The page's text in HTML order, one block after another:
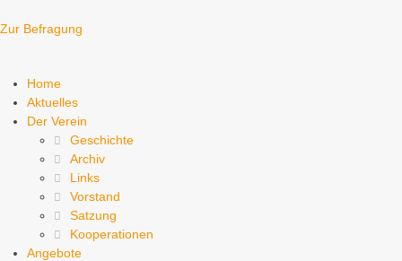
Zur Befragung
Home
Aktuelles
Der Verein
Geschichte
Archiv
Links
Vorstand
Satzung
Kooperationen
Angebote